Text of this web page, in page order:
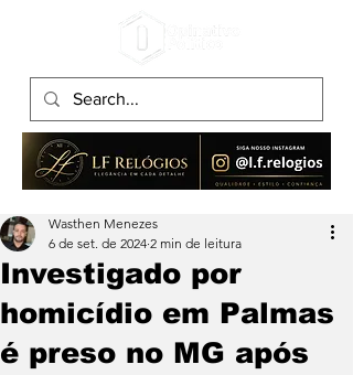
Investigado por
homicídio em Palmas
é preso no MG após
Wasthen Menezes
6 de set. de 2024 2 min de leitura